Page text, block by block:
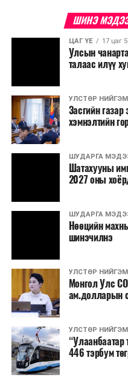
ШИНЭ
ЦАГ ҮЕ 17 цаг
Улсын
талаас илүү
УЛСТӨР НИЙГЭМ
Засгийн
хэмнэлтийн
ШУДАРГА
Шатахууны
2027 оны
ШУДАРГА
Нөөцийн
шинэчилнэ
УЛСТӨР НИЙГЭМ
Монгол Улс
ам.долларын
УЛСТӨР НИЙГЭМ
446 тэрбум